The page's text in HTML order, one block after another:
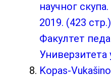
научног
2019. (423
Факултет
Универзитета
Kopas-